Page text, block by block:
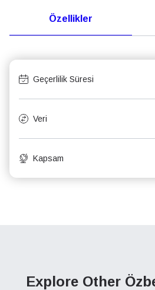
Özellikler
Geçerlilik Süresi
Veri
Kapsam
Explore Other